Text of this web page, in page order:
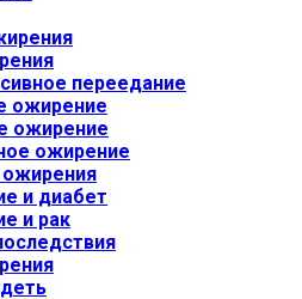
переедание
ожирение
ожирение
ожирение
и диабет
и рак